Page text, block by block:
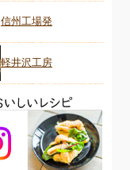
信州工場発
軽井沢工房